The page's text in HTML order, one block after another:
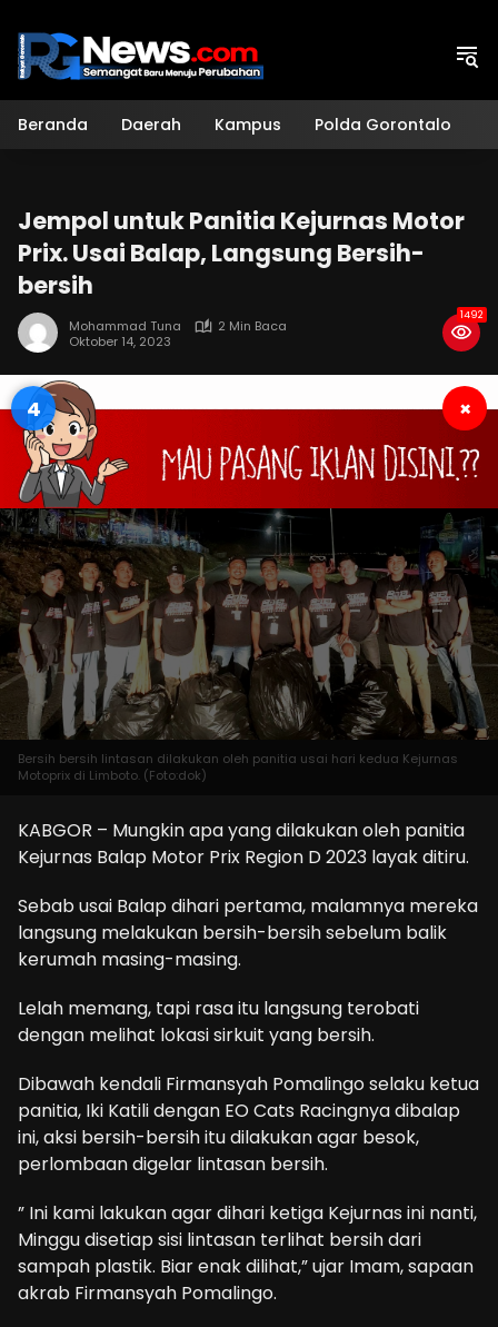
konten
Beranda Daerah Kampus Polda Gorontalo
Jempol untuk Panitia Kejurnas Motor
Prix. Usai Balap, Langsung Bersih-
bersih
Mohammad Tuna
2 Min Baca
Oktober 14, 2023
1492
4 ×
Bersih bersih lintasan dilakukan oleh panitia usai hari kedua Kejurnas
Motoprix di Limboto. (Foto:dok)
KABGOR – Mungkin apa yang dilakukan oleh panitia
Kejurnas Balap Motor Prix Region D 2023 layak ditiru.
Sebab usai Balap dihari pertama, malamnya mereka
langsung melakukan bersih-bersih sebelum balik
kerumah masing-masing.
Lelah memang, tapi rasa itu langsung terobati
dengan melihat lokasi sirkuit yang bersih.
Dibawah kendali Firmansyah Pomalingo selaku ketua
panitia, Iki Katili dengan EO Cats Racingnya dibalap
ini, aksi bersih-bersih itu dilakukan agar besok,
perlombaan digelar lintasan bersih.
” Ini kami lakukan agar dihari ketiga Kejurnas ini nanti,
Minggu disetiap sisi lintasan terlihat bersih dari
sampah plastik. Biar enak dilihat,” ujar Imam, sapaan
akrab Firmansyah Pomalingo.